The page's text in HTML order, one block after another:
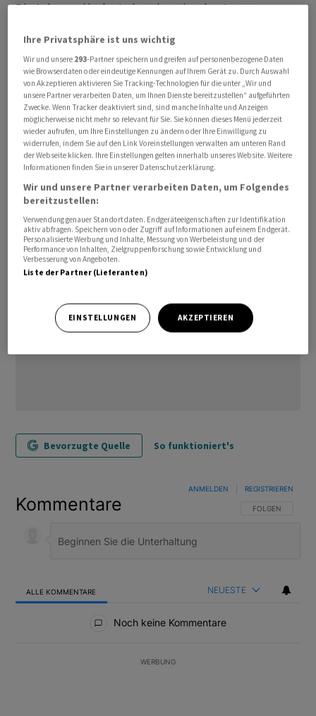
Die Anlage sei in der Industrieregion des Jangtse-
automatisierte Produktionslinien, ein Kundenzentrum
sowie Forschungs- und Testeinrichtungen, hiess es. ABB
stärke damit die lokale Präsenz und baue die
Servicekapazitäten in China aus. Angaben zum
Investitionsvolumen werden in der Mitteilung keine
gemacht.
awp-robot/mk/to
(AWP)
Bevorzugte Quelle So funktioniert's
Kommentare FOLGE DIESER
FOLGEN
ANMELDEN REGISTRIEREN
ALLE KOMMENTARE NEUESTE
Noch keine Kommentare
WERBUNG
Ihre Privatsphäre ist uns wichtig
Wir und unsere 293-Partner speichern und greifen auf personenbezogene Daten
wie Browserdaten oder eindeutige Kennungen auf Ihrem Gerät zu. Durch Auswahl
von Akzeptieren aktivieren Sie Tracking-Technologien für die unter „Wir und
unsere Partner verarbeiten Daten, um Ihnen Dienste bereitzustellen“ aufgeführten
Zwecke. Wenn Tracker deaktiviert sind, sind manche Inhalte und Anzeigen
möglicherweise nicht mehr so relevant für Sie. Sie können dieses Menü jederzeit
wieder aufrufen, um Ihre Einstellungen zu ändern oder Ihre Einwilligung zu
widerrufen, indem Sie auf den Link Voreinstellungen verwalten am unteren Rand
der Webseite klicken. Ihre Einstellungen gelten innerhalb unseres Website. Weitere
Informationen finden Sie in unserer Datenschutzerklärung.
Wir und unsere Partner verarbeiten Daten, um Folgendes
bereitzustellen:
Verwendung genauer Standortdaten. Endgeräteeigenschaften zur Identifikation
aktiv abfragen. Speichern von oder Zugriff auf Informationen auf einem Endgerät.
Personalisierte Werbung und Inhalte, Messung von Werbeleistung und der
Performance von Inhalten, Zielgruppenforschung sowie Entwicklung und
Verbesserung von Angeboten.
Liste der Partner (Lieferanten)
EINSTELLUNGEN AKZEPTIEREN